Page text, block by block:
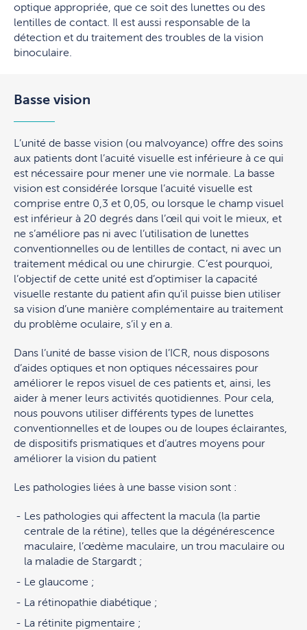
optique appropriée, que ce soit des lunettes ou des
lentilles de contact. Il est aussi responsable de la
détection et du traitement des troubles de la vision
binoculaire.
Basse vision
L’unité de basse vision (ou malvoyance) offre des soins
aux patients dont l’acuité visuelle est inférieure à ce qui
est nécessaire pour mener une vie normale. La basse
vision est considérée lorsque l’acuité visuelle est
comprise entre 0,3 et 0,05, ou lorsque le champ visuel
est inférieur à 20 degrés dans l’œil qui voit le mieux, et
ne s’améliore pas ni avec l’utilisation de lunettes
conventionnelles ou de lentilles de contact, ni avec un
traitement médical ou une chirurgie. C’est pourquoi,
l’objectif de cette unité est d’optimiser la capacité
visuelle restante du patient afin qu’il puisse bien utiliser
sa vision d’une manière complémentaire au traitement
du problème oculaire, s’il y en a.
Dans l’unité de basse vision de l’ICR, nous disposons
d’aides optiques et non optiques nécessaires pour
améliorer le repos visuel de ces patients et, ainsi, les
aider à mener leurs activités quotidiennes. Pour cela,
nous pouvons utiliser différents types de lunettes
conventionnelles et de loupes ou de loupes éclairantes,
de dispositifs prismatiques et d’autres moyens pour
améliorer la vision du patient
Les pathologies liées à une basse vision sont :
Les pathologies qui affectent la macula (la partie
centrale de la rétine), telles que la dégénérescence
maculaire, l’œdème maculaire, un trou maculaire ou
la maladie de Stargardt ;
Le glaucome ;
La rétinopathie diabétique ;
La rétinite pigmentaire ;